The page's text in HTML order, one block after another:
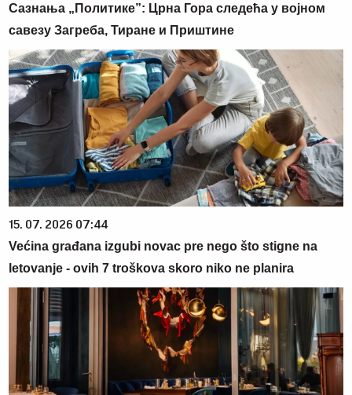
Сазнања „Политике”: Црна Гора следећа у војном
савезу Загреба, Тиране и Приштине
15. 07. 2026 07:44
Većina građana izgubi novac pre nego što stigne na
letovanje - ovih 7 troškova skoro niko ne planira